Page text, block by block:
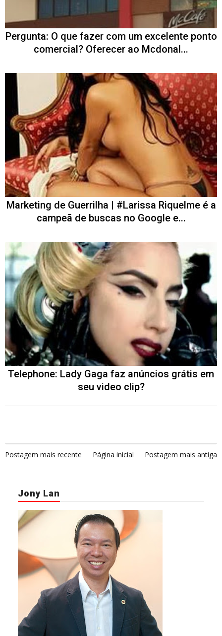
Pergunta: O que fazer com um excelente ponto
comercial? Oferecer ao Mcdonal...
Marketing de Guerrilha | #Larissa Riquelme é a
campeã de buscas no Google e...
Telephone: Lady Gaga faz anúncios grátis em
seu video clip?
Postagem mais recente Página inicial Postagem mais antiga
Jony Lan